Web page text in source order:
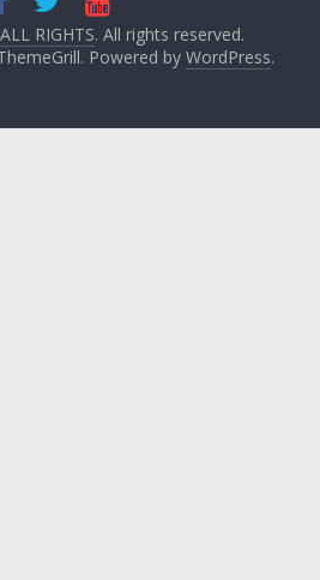
ALL RIGHTS. All rights reserved.
Powered by WordPress.